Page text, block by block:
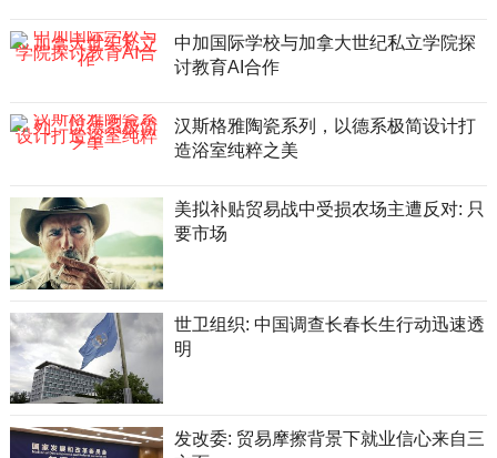
中加国际学校与加拿大世纪私立学院探
讨教育AI合作
汉斯格雅陶瓷系列，以德系极简设计打
造浴室纯粹之美
美拟补贴贸易战中受损农场主遭反对: 只
要市场
世卫组织: 中国调查长春长生行动迅速透
明
发改委: 贸易摩擦背景下就业信心来自三